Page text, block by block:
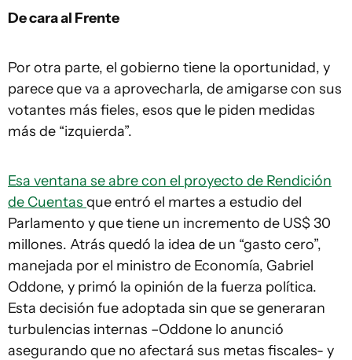
De cara al Frente
Por otra parte, el gobierno tiene la oportunidad, y
parece que va a aprovecharla, de amigarse con sus
votantes más fieles, esos que le piden medidas
más de “izquierda”.
Esa ventana se abre con el proyecto de Rendición
de Cuentas que entró el martes a estudio del
Parlamento y que tiene un incremento de US$ 30
millones. Atrás quedó la idea de un “gasto cero”,
manejada por el ministro de Economía, Gabriel
Oddone, y primó la opinión de la fuerza política.
Esta decisión fue adoptada sin que se generaran
turbulencias internas –Oddone lo anunció
asegurando que no afectará sus metas fiscales- y